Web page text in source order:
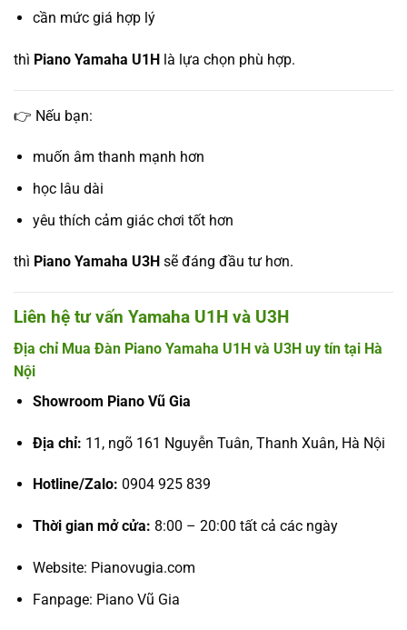
cần mức giá hợp lý
thì Piano Yamaha U1H là lựa chọn phù hợp.
👉 Nếu bạn:
muốn âm thanh mạnh hơn
học lâu dài
yêu thích cảm giác chơi tốt hơn
thì Piano Yamaha U3H sẽ đáng đầu tư hơn.
Liên hệ tư vấn Yamaha U1H và U3H
Địa chỉ Mua Đàn Piano Yamaha U1H và U3H uy tín tại Hà
Nội
Showroom Piano Vũ Gia
Địa chỉ: 11, ngõ 161 Nguyễn Tuân, Thanh Xuân, Hà Nội
Hotline/Zalo: 0904 925 839
Thời gian mở cửa: 8:00 – 20:00 tất cả các ngày
Website: Pianovugia.com
Fanpage: Piano Vũ Gia